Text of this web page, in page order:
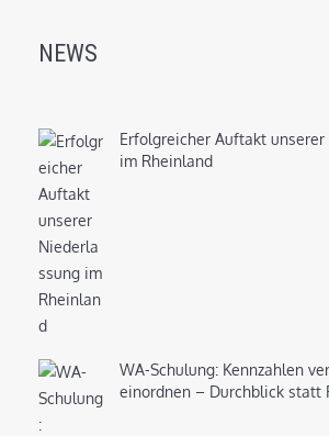
NEWS
Erfolgreicher Auftakt
im Rheinland
WA-Schulung: Kennzahlen
einordnen – Durchblick statt